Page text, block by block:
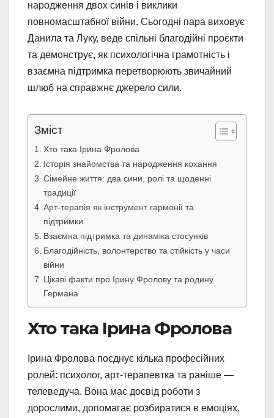
народження двох синів і виклики
повномасштабної війни. Сьогодні пара виховує
Данила та Луку, веде спільні благодійні проєкти
та демонструє, як психологічна грамотність і
взаємна підтримка перетворюють звичайний
шлюб на справжнє джерело сили.
Зміст
Хто така Ірина Фролова
Історія знайомства та народження кохання
Сімейне життя: два сини, ролі та щоденні
традиції
Арт-терапія як інструмент гармонії та
підтримки
Взаємна підтримка та динаміка стосунків
Благодійність, волонтерство та стійкість у часи
війни
Цікаві факти про Ірину Фролову та родину
Германа
Хто така Ірина Фролова
Ірина Фролова поєднує кілька професійних
ролей: психолог, арт-терапевтка та раніше —
телеведуча. Вона має досвід роботи з
дорослими, допомагає розбиратися в емоціях,